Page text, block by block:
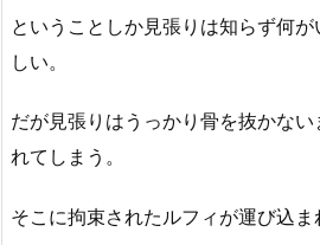
ということしか見張りは知らず何
しい。
だが見張りはうっかり骨を抜かな
れてしまう。
そこに拘束されたルフィが運び込ま